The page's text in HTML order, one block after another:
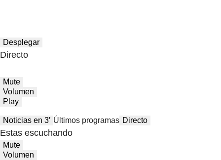
Desplegar
Directo
Mute
Volumen
Play
Noticias en 3′ Últimos programas Directo
Estas escuchando
Mute
Volumen